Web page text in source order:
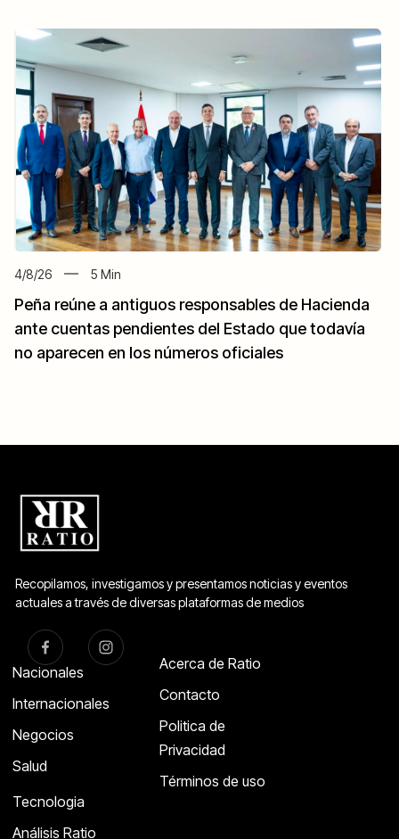
4/8/26 5 Min
Peña reúne a antiguos responsables de Hacienda
ante cuentas pendientes del Estado que todavía
no aparecen en los números oficiales
Recopilamos, investigamos y presentamos noticias y eventos
actuales a través de diversas plataformas de medios
Nacionales
Internacionales
Negocios
Salud
Tecnologia
Análisis Ratio
Acerca de Ratio
Contacto
Politica de
Privacidad
Términos de uso